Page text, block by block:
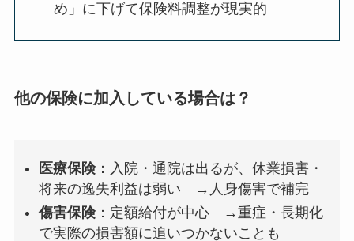
め」に下げて保険料調整が現実的
他の保険に加入している場合は？
医療保険：入院・通院は出るが、休業損害・
将来の逸失利益は弱い →人身傷害で補完
傷害保険：定額給付が中心 →重症・長期化
で実際の損害額に追いつかないことも